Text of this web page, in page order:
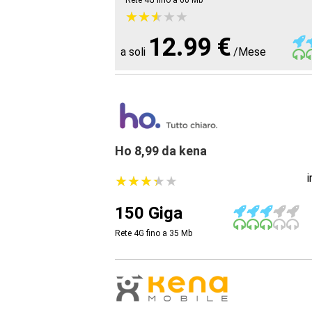
★★★★★
★★★★★
a soli 12.99 € /Mese
Ho 8,99 da kena
★★★★★
★★★★★
150 Giga
Rete 4G fino a 35 Mb